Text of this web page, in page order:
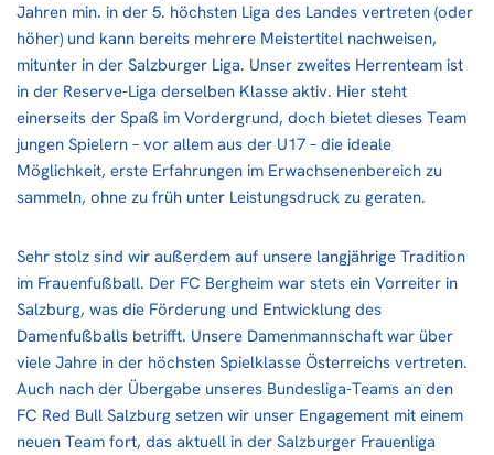
Jahren min. in der 5. höchsten Liga des Landes vertreten (oder
höher) und kann bereits mehrere Meistertitel nachweisen,
mitunter in der Salzburger Liga. Unser zweites Herrenteam ist
in der Reserve-Liga derselben Klasse aktiv. Hier steht
einerseits der Spaß im Vordergrund, doch bietet dieses Team
jungen Spielern – vor allem aus der U17 – die ideale
Möglichkeit, erste Erfahrungen im Erwachsenenbereich zu
sammeln, ohne zu früh unter Leistungsdruck zu geraten.
Sehr stolz sind wir außerdem auf unsere langjährige Tradition
im Frauenfußball. Der FC Bergheim war stets ein Vorreiter in
Salzburg, was die Förderung und Entwicklung des
Damenfußballs betrifft. Unsere Damenmannschaft war über
viele Jahre in der höchsten Spielklasse Österreichs vertreten.
Auch nach der Übergabe unseres Bundesliga-Teams an den
FC Red Bull Salzburg setzen wir unser Engagement mit einem
neuen Team fort, das aktuell in der Salzburger Frauenliga